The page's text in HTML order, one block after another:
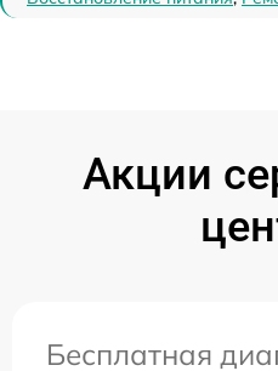
Акции
Бесплатная